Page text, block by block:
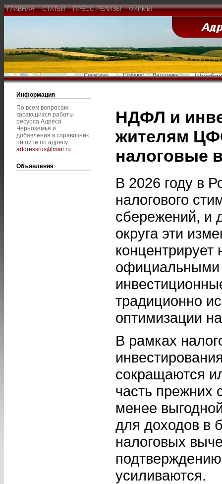
ГЛАВНАЯ СТАТЬИ ПРЕСС-РЕЛИЗЫ ФИРМЫ
Информация
По всем вопросам
касающихся работы
ресурса Адреса
Черноземья и
добавления в справочник
пишите по адресу
addressrus@mail.ru.
Объявления
НДФЛ и
жителям
налоговые
В 2026 году в
налогового
сбережений, и
округа эти
официальными
традиционно
оптимизации
В рамках
сокращаются
часть прежних
менее
для доходов в
налоговых
подтверждению
усиливаются.